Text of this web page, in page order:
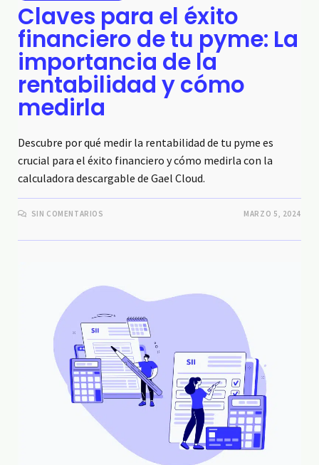
Claves para el éxito
financiero de tu pyme: La
importancia de la
rentabilidad y cómo
medirla
Descubre por qué medir la rentabilidad de tu pyme es
crucial para el éxito financiero y cómo medirla con la
calculadora descargable de Gael Cloud.
SIN COMENTARIOS MARZO 5, 2024